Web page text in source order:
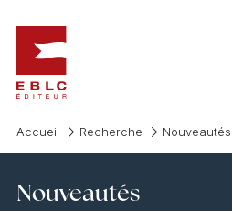
Accueil Recherche Nouveautés
Nouveautés